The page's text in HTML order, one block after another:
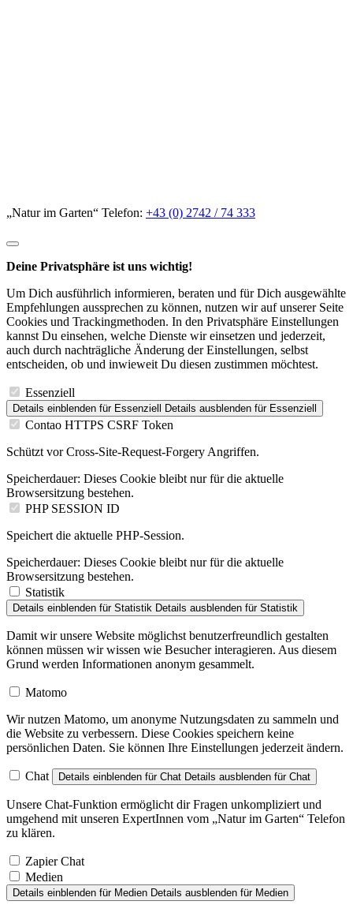
„Natur im Garten“ Telefon: +43 (0) 2742 / 74 333
Deine Privatsphäre ist uns wichtig!
Um Dich ausführlich informieren, beraten und für Dich ausgewählte
Empfehlungen aussprechen zu können, nutzen wir auf unserer Seite
Cookies und Trackingmethoden. In den Privatsphäre Einstellungen
kannst Du einsehen, welche Dienste wir einsetzen und jederzeit,
auch durch nachträgliche Änderung der Einstellungen, selbst
entscheiden, ob und inwieweit Du diesen zustimmen möchtest.
Essenziell
Details einblenden für Essenziell Details ausblenden für Essenziell
Contao HTTPS CSRF Token
Schützt vor Cross-Site-Request-Forgery Angriffen.
Speicherdauer: Dieses Cookie bleibt nur für die aktuelle
Browsersitzung bestehen.
PHP SESSION ID
Speichert die aktuelle PHP-Session.
Speicherdauer: Dieses Cookie bleibt nur für die aktuelle
Browsersitzung bestehen.
Statistik
Details einblenden für Statistik Details ausblenden für Statistik
Damit wir unsere Website möglichst benutzerfreundlich gestalten
können müssen wir wissen wie Besucher interagieren. Aus diesem
Grund werden Informationen anonym gesammelt.
Matomo
Wir nutzen Matomo, um anonyme Nutzungsdaten zu sammeln und
die Website zu verbessern. Diese Cookies speichern keine
persönlichen Daten. Sie können Ihre Einstellungen jederzeit ändern.
Chat Details einblenden für Chat Details ausblenden für Chat
Unsere Chat-Funktion ermöglicht dir Fragen unkompliziert und
umgehend mit unseren ExpertInnen vom „Natur im Garten“ Telefon
zu klären.
Zapier Chat
Medien
Details einblenden für Medien Details ausblenden für Medien